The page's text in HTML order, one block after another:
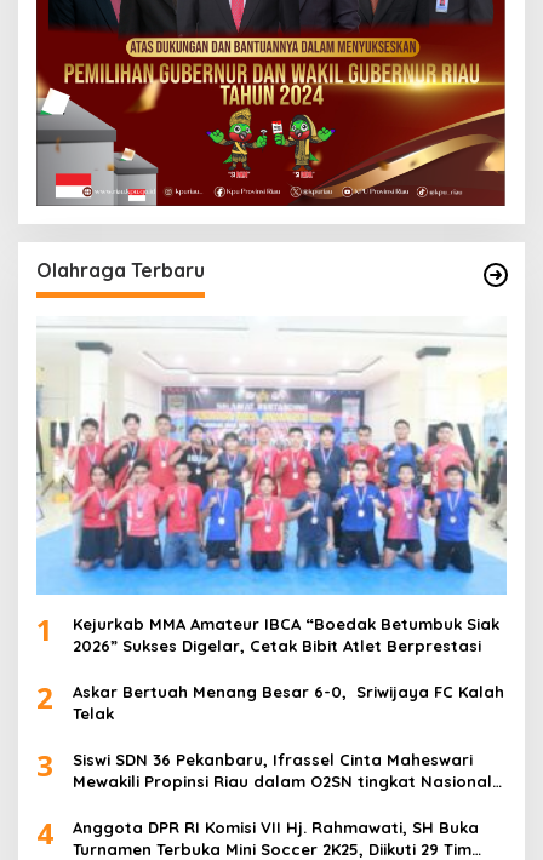
Olahraga Terbaru
1
Kejurkab MMA Amateur IBCA “Boedak Betumbuk Siak
2026” Sukses Digelar, Cetak Bibit Atlet Berprestasi
2
Askar Bertuah Menang Besar 6-0, Sriwijaya FC Kalah
Telak
3
Siswi SDN 36 Pekanbaru, Ifrassel Cinta Maheswari
Mewakili Propinsi Riau dalam O2SN tingkat Nasional
4
Anggota DPR RI Komisi VII Hj. Rahmawati, SH Buka
Turnamen Terbuka Mini Soccer 2K25, Diikuti 29 Tim